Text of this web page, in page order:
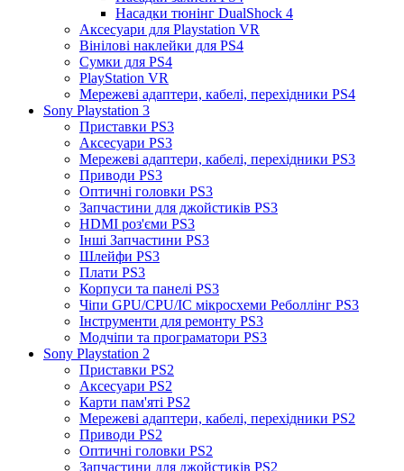
Насадки тюнінг DualShock 4
Аксесуари для Playstation VR
Вінілові наклейки для PS4
Сумки для PS4
PlayStation VR
Мережеві адаптери, кабелі, перехідники PS4
Sony Playstation 3
Приставки PS3
Аксесуари PS3
Мережеві адаптери, кабелі, перехідники PS3
Приводи PS3
Оптичні головки PS3
Запчастини для джойстиків PS3
HDMI роз'єми PS3
Інші Запчастини PS3
Шлейфи PS3
Плати PS3
Корпуси та панелі PS3
Чіпи GPU/CPU/IC мікросхеми Реболлінг PS3
Інструменти для ремонту PS3
Модчіпи та програматори PS3
Sony Playstation 2
Приставки PS2
Аксесуари PS2
Карти пам'яті PS2
Мережеві адаптери, кабелі, перехідники PS2
Приводи PS2
Оптичні головки PS2
Запчастини для джойстиків PS2